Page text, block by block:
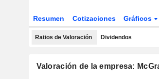
Resumen Cotizaciones Gráficos
Ratios de Valoración Dividendos
Valoración de la empresa: